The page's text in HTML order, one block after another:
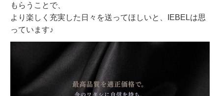
もらうことで、
より楽しく充実した日々を送ってほしいと、IEBELは思
っています♪